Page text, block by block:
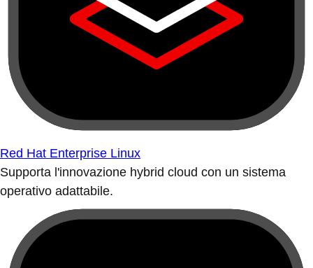
Red Hat Enterprise Linux
Supporta l'innovazione hybrid cloud con un sistema
operativo adattabile.